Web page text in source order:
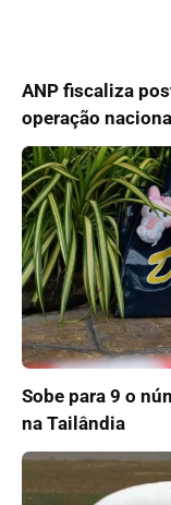
ANP fiscaliza
operação
Sobe para 9 o
na Tailândia